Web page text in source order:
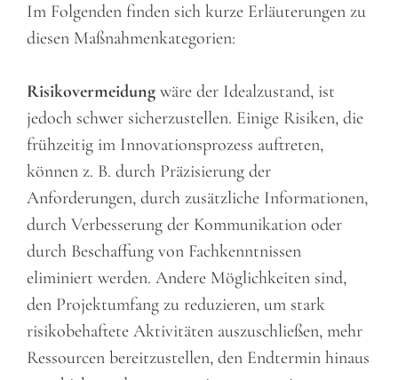
Im Folgenden finden sich kurze Erläuterungen zu
diesen Maßnahmenkategorien:
Risikovermeidung wäre der Idealzustand, ist
jedoch schwer sicherzustellen. Einige Risiken, die
frühzeitig im Innovationsprozess auftreten,
können z. B. durch Präzisierung der
Anforderungen, durch zusätzliche Informationen,
durch Verbesserung der Kommunikation oder
durch Beschaffung von Fachkenntnissen
eliminiert werden. Andere Möglichkeiten sind,
den Projektumfang zu reduzieren, um stark
risikobehaftete Aktivitäten auszuschließen, mehr
Ressourcen bereitzustellen, den Endtermin hinaus